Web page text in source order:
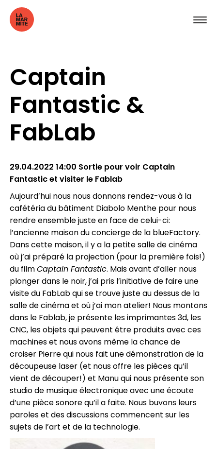
Captain
Fantastic &
FabLab
29.04.2022 14:00 Sortie pour voir Captain
Fantastic et visiter le Fablab
Aujourd’hui nous nous donnons rendez-vous à la
cafétéria du bâtiment Diabolo Menthe pour nous
rendre ensemble juste en face de celui-ci:
l’ancienne maison du concierge de la blueFactory.
Dans cette maison, il y a la petite salle de cinéma
où j’ai préparé la projection (pour la première fois!)
du filmCaptain Fantastic. Mais avant d’aller nous
plonger dans le noir, j’ai pris l’initiative de faire une
visite du FabLab qui se trouve juste au dessus de la
salle de cinéma et où j’ai mon atelier! Nous montons
dans le Fablab, je présente les imprimantes 3d, les
CNC, les objets qui peuvent être produits avec ces
machines et nous avons même la chance de
croiser Pierre qui nous fait une démonstration de la
découpeuse laser (et nous offre les pièces qu’il
vient de découper!) et Manu qui nous présente son
studio de musique électronique avec une écoute
d’une pièce sonore qu’il a faite. Nous buvons leurs
paroles et des discussions commencent sur les
sujets de l’art et de la technologie.